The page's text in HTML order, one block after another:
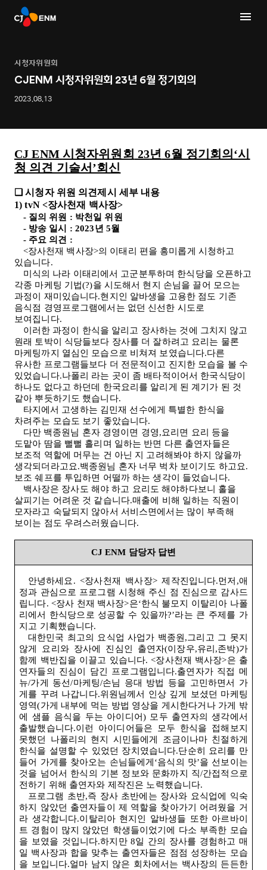
시청자위원회
CJENM 시청자위원회 23년 6월 정기회의
2023.08.13
CJ ENM 시청자위원회 23년 6월 정기회의‘시
청 의견 기술서’회신
❑ 시청자 위원 의견제시 세부 내용
1) tvN <장사천재 백사장>
- 질의 위원 : 박천일 위원
- 방송 일시 : 2023년 5월
- 주요 의견 :
<장사천재 백사장>의 이태리 편을 흥미롭게 시청하고
있습니다.
미식의 나라 이태리에서 고군분투하며 한식당을 오픈하고
각종 마케팅 기법(?)을 시도해서 현지 손님을 끌어 모으는
과정이 재미있습니다.현지인 알바생을 고용한 점도 기존
음식점 경영프로그램에서는 없던 신선한 시도로
보여집니다.
이러한 과정이 한식을 알리고 장사하는 것에 그치지 않고
원래 토박이 식당들보다 장사를 더 잘하려고 요리는 물론
마케팅까지 열심인 모습으로 비쳐져 보였습니다.다른
유사한 프로그램들보다 더 전문적이고 진지한 모습을 볼 수
있었습니다.나폴리 라는 곳이 좀 배타적이어서 한국식당이
하나도 없다고 하던데 한국요리를 알리게 된 계기가 된 것
같아 뿌듯하기도 했습니다.
타지에서 고생하는 김민재 선수에게 특별한 한식을
차려주는 모습도 보기 좋았습니다.
다만 백종원님 혼자 경영이면 경영,요리면 요리 등을
도맡아 땀을 뻘뻘 흘리며 일하는 반면 다른 출연자들은
보조적 역할에 머무는 건 아닌 지 고려해봐야 하지 않을까
생각되더라고요.백종원님 혼자 너무 벅차 보이기도 하고요.
보조 쉐프를 투입하면 어떨까 하는 생각이 들었습니다.
백사장은 장사도 해야 하고 요리도 해야하다보니 홀을
살피기는 어려운 것 같습니다.매출에 비해 일하는 직원이
모자라고 숙달되지 않아서 서비스면에서는 많이 부족해
보이는 점도 우려스러웠습니다.
CJ ENM 담당자 답변
안녕하세요 . <장사천재 백사장> 제작진입니다.먼저,애
정과 관심으로 프로그램 시청해 주신 점 진심으로 감사드
립니다. <장사 천재 백사장>은‘한식 불모지 이탈리아 나폴
리에서 한식당으로 성공할 수 있을까?’라는 큰 주제를 가
지고 기획했습니다.
대한민국 최고의 요식업 사업가 백종원,그리고 그 못지
않게 요리와 장사에 진심인 출연자(이장우,유리,존박)가
함께 백반집을 이끌고 있습니다. <장사천재 백사장>은 출
연자들의 진심이 담긴 프로그램입니다.출연자가 직접 메
뉴/가게 동선/마케팅/손님 응대 방법 등을 고민하면서 가
게를 꾸려 나갑니다.위원님께서 인상 깊게 보셨던 마케팅
영역(가게 내부에 먹는 방법 영상을 게시한다거나 가게 밖
에 샘플 음식을 두는 아이디어) 모두 출연자의 생각에서
출발했습니다.이런 아이디어들은 모두 한식을 접해보지
못했던 나폴리의 현지 시민들에게 조금이나마 친절하게
한식을 설명할 수 있었던 장치였습니다.단순히 요리를 만
들어 가게를 찾아오는 손님들에게‘음식의 맛’을 선보이는
것을 넘어서 한식의 기본 정보와 문화까지 직/간접적으로
전하기 위해 출연자와 제작진은 노력했습니다.
프로그램 초반,즉 장사 초반에는 장사와 요식업에 익숙
하지 않았던 출연자들이 제 역할을 찾아가기 어려웠을 거
라 생각합니다.이탈리아 현지인 알바생들 또한 아르바이
트 경험이 많지 않았던 학생들이었기에 다소 부족한 모습
을 보였을 것입니다.하지만8일 간의 장사를 경험하고 매
일 백사장과 합을 맞추는 출연자들은 점점 성장하는 모습
을 보입니다.얼마 남지 않은 회차에서는 백사장의 든든한